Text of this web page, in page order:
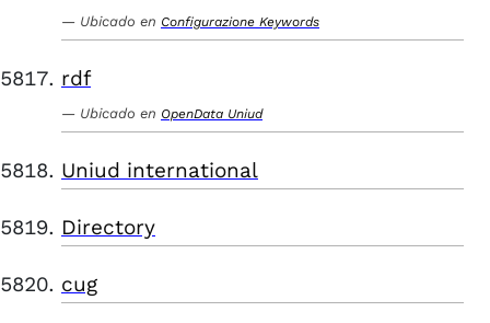
Ubicado en Configurazione Keywords
rdf
Ubicado en OpenData Uniud
Uniud international
Directory
cug